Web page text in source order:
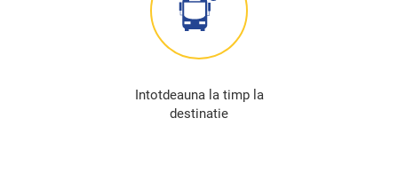
Intotdeauna la timp la
destinatie